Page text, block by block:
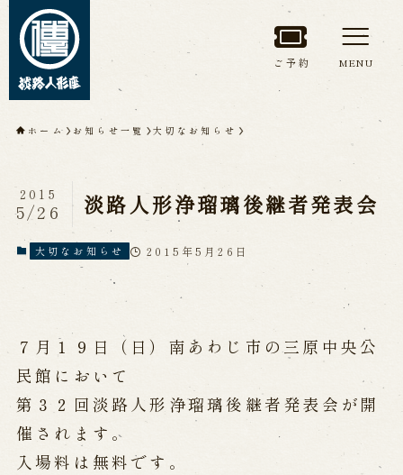
トップページ
淡路人形座について
淡路人形座とは
座員紹介
人間国宝 故鶴澤友路師匠
淡路人形座の成り立ち
淡路人形座で研修した人々
淡路人形浄瑠璃を受け継いで
公演情報
公演カレンダー
開催中の公演
近日開催の公演
ご予約 MENU
ホーム お知らせ一覧 大切なお知らせ
淡路人形浄瑠璃後継者発表会
2015
5/26
大切なお知らせ 2015年5月26日
７月１９日（日）南あわじ市の三原中央公
民館において
第３２回淡路人形浄瑠璃後継者発表会が開
催されます。
入場料は無料です。